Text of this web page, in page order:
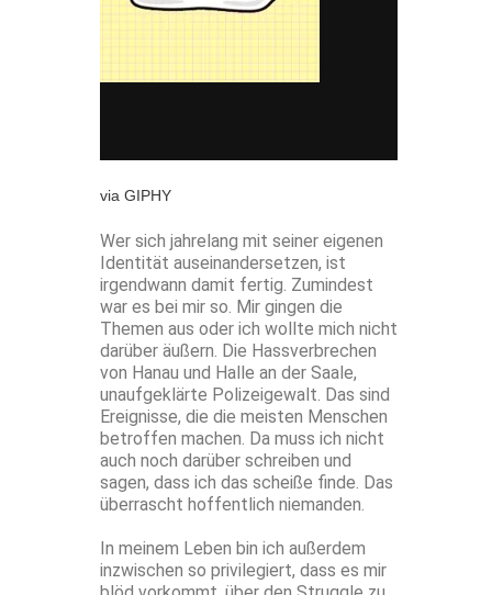
via GIPHY
Wer sich jahrelang mit seiner eigenen
Identität auseinandersetzen, ist
irgendwann damit fertig. Zumindest
war es bei mir so. Mir gingen die
Themen aus oder ich wollte mich nicht
darüber äußern. Die Hassverbrechen
von Hanau und Halle an der Saale,
unaufgeklärte Polizeigewalt. Das sind
Ereignisse, die die meisten Menschen
betroffen machen. Da muss ich nicht
auch noch darüber schreiben und
sagen, dass ich das scheiße finde. Das
überrascht hoffentlich niemanden.
In meinem Leben bin ich außerdem
inzwischen so privilegiert, dass es mir